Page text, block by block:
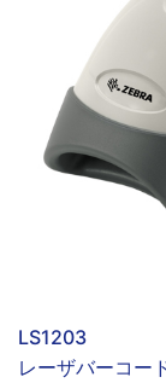
LS1203
レーザバーコー